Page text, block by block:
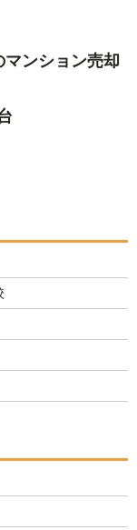
ンション売却